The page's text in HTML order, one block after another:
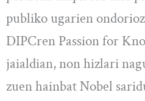
publiko ugarien
DIPCren Passion for
jaialdian, non hizlari
zuen hainbat Nobel